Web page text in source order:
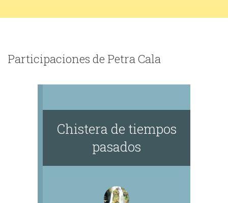
cuento para niños a nivel escolar, sobre
Participaciones de Petra Cala
Chistera de tiempos
pasados